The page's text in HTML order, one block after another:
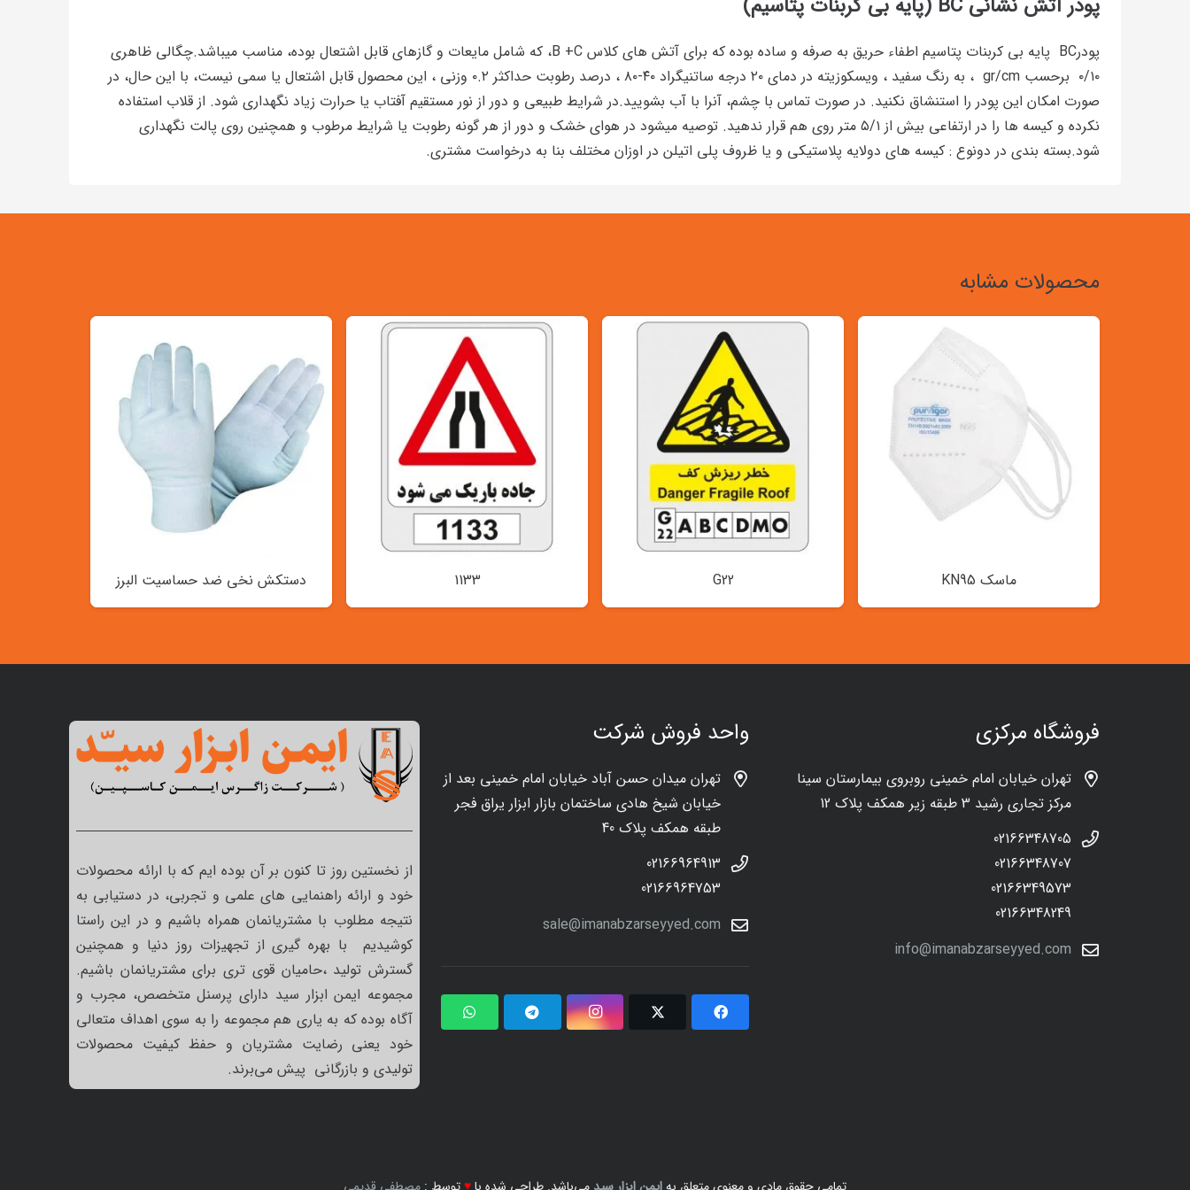
پودر آتش نشانی BC (پایه بی کربنات پتاسیم)
پودرBC پایه بی کربنات پتاسیم اطفاء حریق به صرفه و ساده بوده که برای آتش های کلاس B +C، که شامل مایعات و گازهای قابل اشتعال بوده، مناسب میباشد.چگالی ظاهری
۰/۱۰ برحسب gr/cm ، به رنگ سفید ، ویسکوزیته در دمای ۲۰ درجه ساتنیگراد ۴۰-۸۰ ، درصد رطوبت حداکثر ۰.۲ وزنی ، این محصول قابل اشتعال یا سمی نیست، با این حال، در
صورت امکان این پودر را استنشاق نکنید. در صورت تماس با چشم، آنرا با آب بشویید.در شرایط طبیعی و دور از نور مستقیم آفتاب یا حرارت زیاد نگهداری شود. از قلاب استفاده
نکرده و کیسه ها را در ارتفاعی بیش از ۵/۱ متر روی هم قرار ندهید. توصیه میشود در هوای خشک و دور از هر گونه رطوبت یا شرایط مرطوب و همچنین روی پالت نگهداری
شود.بسته بندی در دونوع : کیسه های دولایه پلاستیکی و یا ظروف پلی اتیلن در اوزان مختلف بنا به درخواست مشتری.
محصولات مشابه
ماسک KN95 G22
1133 دستکش نخی ضد حساسیت البرز
فروشگاه مرکزی
تهران خیابان امام خمینی روبروی بیمارستان سینا
مرکز تجاری رشید 3 طبقه زیر همکف پلاک 12
02166348705
02166348707
02166349573
02166348249
info@imanabzarseyyed.com
واحد فروش شرکت
تهران میدان حسن آباد خیابان امام خمینی بعد از
خیابان شیخ هادی ساختمان بازار ابزار یراق فجر
طبقه همکف پلاک 40
02166964913
02166964753
sale@imanabzarseyyed.com
از نخستین روز تا کنون بر آن بوده ایم که با ارائه محصولات
خود و ارائه راهنمایی های علمی و تجربی، در دستیابی به
نتیجه مطلوب با مشتریانمان همراه باشیم و در این راستا
کوشیدیم با بهره گیری از تجهیزات روز دنیا و همچنین
گسترش تولید ،حامیان قوی تری برای مشتریانمان باشیم.
مجموعه ایمن ابزار سید دارای پرسنل متخصص، مجرب و
آگاه بوده که به یاری هم مجموعه را به سوی اهداف متعالی
خود یعنی رضایت مشتریان و حفظ کیفیت محصولات
تولیدی و بازرگانی پیش می‌برند.